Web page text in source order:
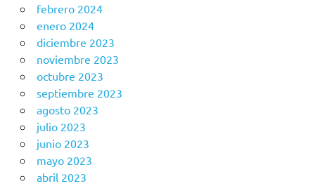
febrero 2024
enero 2024
diciembre 2023
noviembre 2023
octubre 2023
septiembre 2023
agosto 2023
julio 2023
junio 2023
mayo 2023
abril 2023